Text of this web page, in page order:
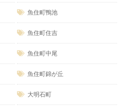
魚住町鴨池
魚住町住吉
魚住町中尾
魚住町錦が丘
大明石町